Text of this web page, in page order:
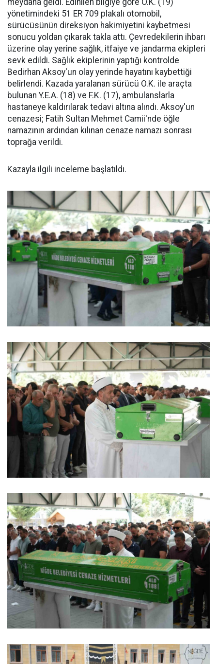
meydana geldi. Edinilen bilgiye göre O.K. (19)
yönetimindeki 51 ER 709 plakalı otomobil,
sürücüsünün direksiyon hakimiyetini kaybetmesi
sonucu yoldan çıkarak takla attı. Çevredekilerin ihbarı
üzerine olay yerine sağlık, itfaiye ve jandarma ekipleri
sevk edildi. Sağlık ekiplerinin yaptığı kontrolde
Bedirhan Aksoy'un olay yerinde hayatını kaybettiği
belirlendi. Kazada yaralanan sürücü O.K. ile araçta
bulunan Y.E.A. (18) ve F.K. (17), ambulanslarla
hastaneye kaldırılarak tedavi altına alındı. Aksoy'un
cenazesi; Fatih Sultan Mehmet Camii'nde öğle
namazının ardından kılınan cenaze namazı sonrası
toprağa verildi.
Kazayla ilgili inceleme başlatıldı.